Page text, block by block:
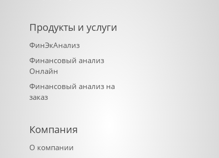
Продукты и услуги
ФинЭкАнализ
Финансовый анализ
Онлайн
Финансовый анализ на
заказ
Компания
О компании